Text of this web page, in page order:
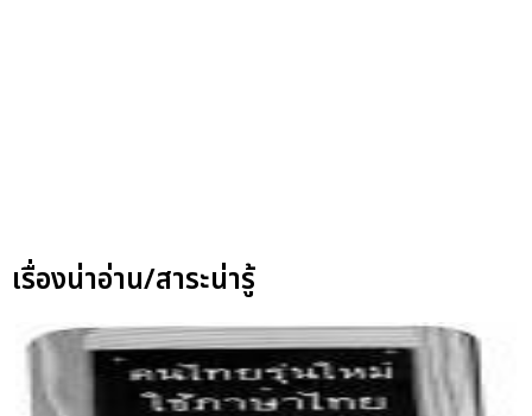
เรื่องน่าอ่าน/สาระน่ารู้